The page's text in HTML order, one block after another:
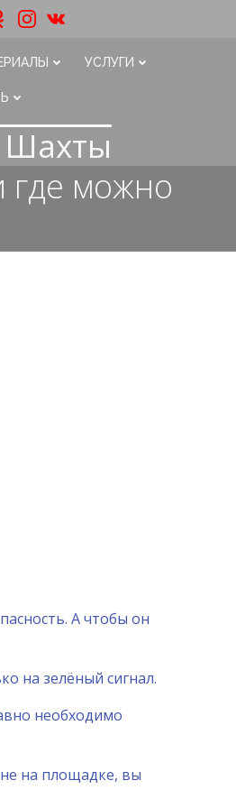
УСЛУГИ
Шахты
где можно
А чтобы он
на зелёный сигнал.
необходимо
на площадке, вы